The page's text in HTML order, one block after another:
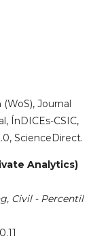
Journal
ÍnDICEs-CSIC,
ScienceDirect.
Analytics)
Civil - Percentil